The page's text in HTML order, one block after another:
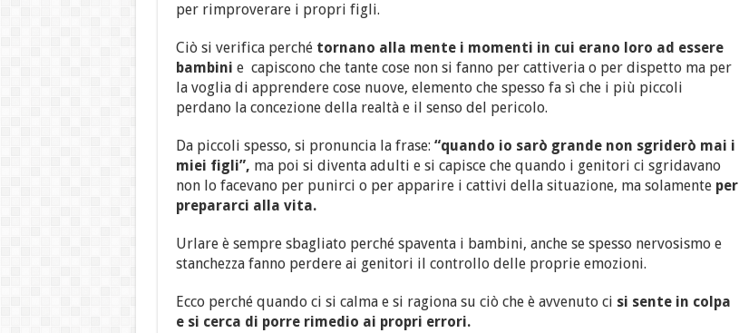
per rimproverare i propri figli.
Ciò si verifica perché tornano alla mente i momenti in cui erano loro ad essere
bambini e capiscono che tante cose non si fanno per cattiveria o per dispetto ma per
la voglia di apprendere cose nuove, elemento che spesso fa sì che i più piccoli
perdano la concezione della realtà e il senso del pericolo.
Da piccoli spesso, si pronuncia la frase: “quando io sarò grande non sgriderò mai i
miei figli”, ma poi si diventa adulti e si capisce che quando i genitori ci sgridavano
non lo facevano per punirci o per apparire i cattivi della situazione, ma solamente per
prepararci alla vita.
Urlare è sempre sbagliato perché spaventa i bambini, anche se spesso nervosismo e
stanchezza fanno perdere ai genitori il controllo delle proprie emozioni.
Ecco perché quando ci si calma e si ragiona su ciò che è avvenuto ci si sente in colpa
e si cerca di porre rimedio ai propri errori.